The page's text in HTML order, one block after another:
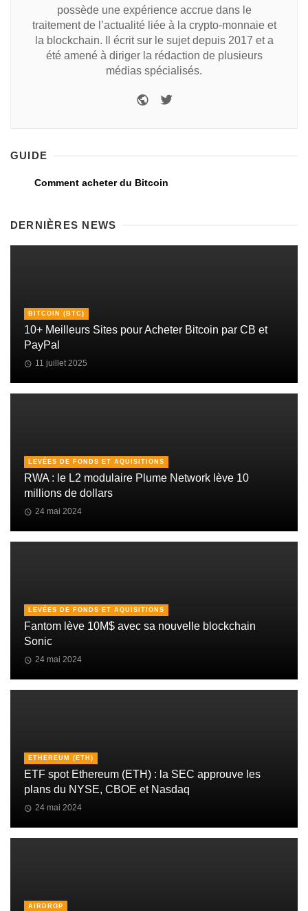
possède une expérience accrue dans le
traitement de l’actualité liée à la crypto-monnaie et
la blockchain. Il écrit sur le sujet depuis 2017 et a
été amené à diriger la rédaction de plusieurs
médias spécialisés.
GUIDE
Comment acheter du Bitcoin
DERNIÈRES NEWS
BITCOIN (BTC)
10+ Meilleurs Sites pour Acheter Bitcoin par CB et
PayPal
11 juillet 2025
LEVÉES DE FONDS ET AQUISITIONS
RWA : le L2 modulaire Plume Network lève 10
millions de dollars
24 mai 2024
LEVÉES DE FONDS ET AQUISITIONS
Fantom lève 10M$ avec sa nouvelle blockchain
Sonic
24 mai 2024
ETHEREUM (ETH)
ETF spot Ethereum (ETH) : la SEC approuve les
plans du NYSE, CBOE et Nasdaq
24 mai 2024
AIRDROP